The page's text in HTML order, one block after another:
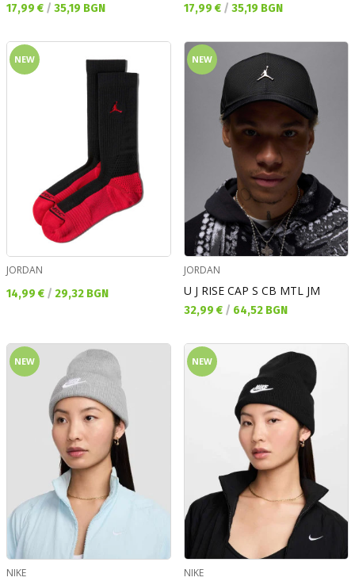
Текуща цена:
17,99 € / 35,19 BGN
Текуща цена:
17,99 € / 35,19 BGN
NEW
JORDAN
Текуща цена:
14,99 € / 29,32 BGN
NEW
JORDAN
U J RISE CAP S CB MTL JM
Текуща цена:
32,99 € / 64,52 BGN
NEW
NIKE
NEW
NIKE